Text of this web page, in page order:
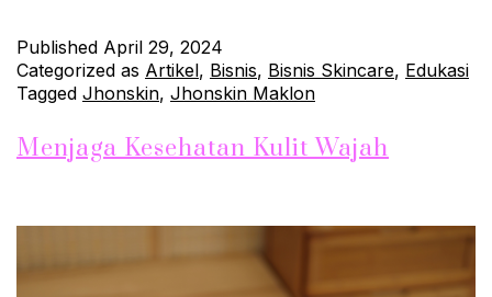
Published April 29, 2024
Categorized as Artikel, Bisnis, Bisnis Skincare, Edukasi
Tagged Jhonskin, Jhonskin Maklon
Menjaga Kesehatan Kulit Wajah